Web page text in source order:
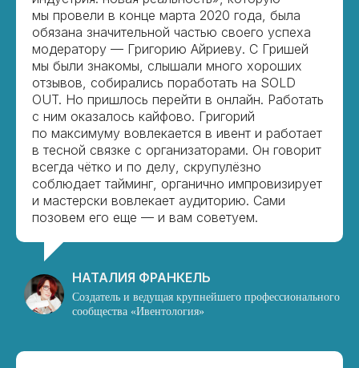
мы провели в конце марта 2020 года, была
обязана значительной частью своего успеха
модератору — Григорию Айриеву. С Гришей
мы были знакомы, слышали много хороших
отзывов, собирались поработать на SOLD
OUT. Но пришлось перейти в онлайн. Работать
с ним оказалось кайфово. Григорий
по максимуму вовлекается в ивент и работает
в тесной связке с организаторами. Он говорит
всегда чётко и по делу, скрупулёзно
соблюдает тайминг, органично импровизирует
и мастерски вовлекает аудиторию. Сами
позовем его еще — и вам советуем.
НАТАЛИЯ ФРАНКЕЛЬ
Создатель и ведущая крупнейшего профессионального
сообщества «Ивентология»